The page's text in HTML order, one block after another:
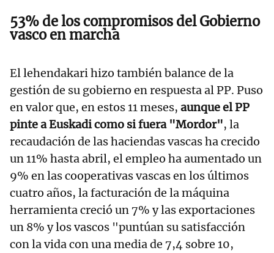
53% de los compromisos del Gobierno
vasco en marcha
El lehendakari hizo también balance de la
gestión de su gobierno en respuesta al PP. Puso
en valor que, en estos 11 meses, aunque el PP
pinte a Euskadi como si fuera "Mordor", la
recaudación de las haciendas vascas ha crecido
un 11% hasta abril, el empleo ha aumentado un
9% en las cooperativas vascas en los últimos
cuatro años, la facturación de la máquina
herramienta creció un 7% y las exportaciones
un 8% y los vascos "puntúan su satisfacción
con la vida con una media de 7,4 sobre 10,